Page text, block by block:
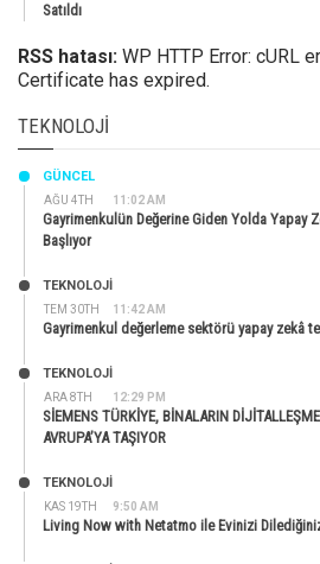
Satıldı
RSS hatası: WP HTTP Error: cURL
Certificate has expired.
TEKNOLOJI
AĞU 4TH 11:02 AM
GÜNCEL
Gayrimenkulün Değerine Giden Yolda Yapay
Başlıyor
TEM 30TH 11:42 AM
TEKNOLOJİ
Gayrimenkul değerleme sektörü yapay zekâ
ARA 8TH 12:29 PM
TEKNOLOJİ
SİEMENS TÜRKİYE, BİNALARIN
AVRUPA’YA TAŞIYOR
KAS 19TH 9:50 AM
TEKNOLOJİ
Living Now with Netatmo ile Evinizi